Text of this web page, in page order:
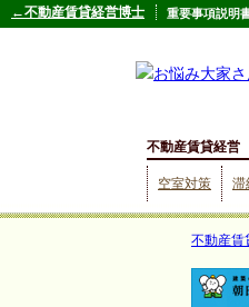
重要事項説明
不動産賃貸経営
空室対策 滞
←不動産賃貸経営博士
不動産賃